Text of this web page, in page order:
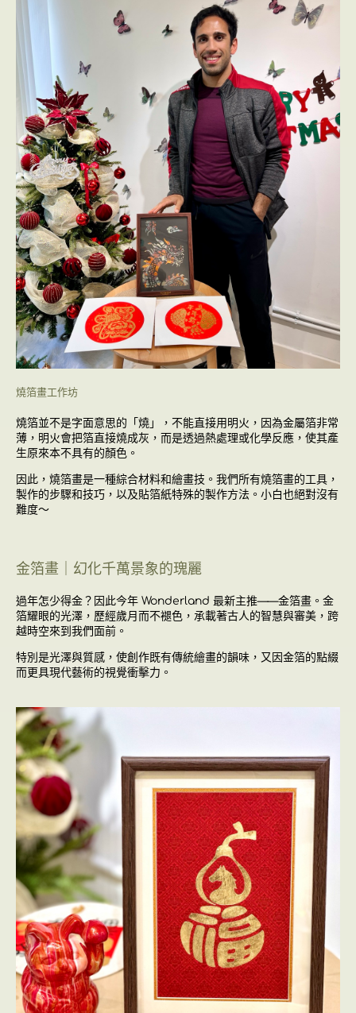
燒箔畫工作坊
燒箔並不是字面意思的「燒」， 不能直接用明火，因為金屬箔非常
薄， 明火會把箔直接燒成灰， 而是透過熱處理或化學反應 ， 使其產
生原來本不具有的顏色。
因此，燒箔畫是一種綜合材料和繪畫技。 我們所有燒箔畫的工具，
製作的步驟和技巧， 以及貼箔紙特殊的製作方法。小白也絕對沒有
難度～
金箔畫｜幻化千萬景象的瑰麗
過年怎少得金？因此今年 Wonderland 最新主推——金箔畫。金
箔耀眼的光澤，歷經歲月而不褪色，承載著古人的智慧與審美，跨
越時空來到我們面前。
特別是光澤與質感，使創作既有傳統繪畫的韻味，又因金箔的點綴
而更具現代藝術的視覺衝擊力。